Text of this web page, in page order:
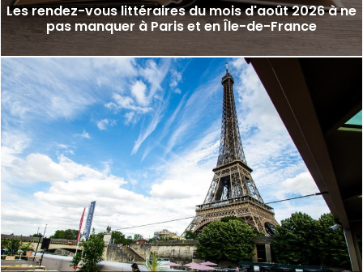
Les rendez-vous littéraires du mois d'août 2026 à ne
pas manquer à Paris et en Île-de-France